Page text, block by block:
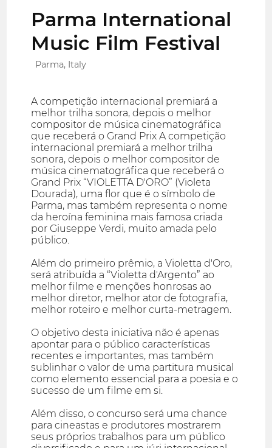
Parma International
Music Film Festival
Parma, Italy
A competição internacional premiará a
melhor trilha sonora, depois o melhor
compositor de música cinematográfica
que receberá o Grand Prix A competição
internacional premiará a melhor trilha
sonora, depois o melhor compositor de
música cinematográfica que receberá o
Grand Prix “VIOLETTA D'ORO” (Violeta
Dourada), uma flor que é o símbolo de
Parma, mas também representa o nome
da heroína feminina mais famosa criada
por Giuseppe Verdi, muito amada pelo
público.
Além do primeiro prêmio, a Violetta d'Oro,
será atribuída a “Violetta d'Argento” ao
melhor filme e menções honrosas ao
melhor diretor, melhor ator de fotografia,
melhor roteiro e melhor curta-metragem.
O objetivo desta iniciativa não é apenas
apontar para o público características
recentes e importantes, mas também
sublinhar o valor de uma partitura musical
como elemento essencial para a poesia e o
sucesso de um filme em si.
Além disso, o concurso será uma chance
para cineastas e produtores mostrarem
seus próprios trabalhos para um público